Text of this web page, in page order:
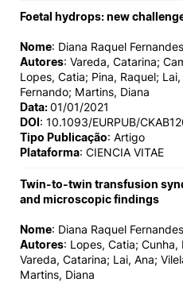
Foetal hydrops: new
Nome: Diana Raquel
Autores: Vareda, Catarina;
Lopes, Catia; Pina, Raquel;
Fernando; Martins, Diana
Data:01/01/2021
DOI: 10.1093/EURPUB/
Tipo Publicação: Artigo
Plataforma: CIENCIA VITAE
Twin-to-twin transfusion
and microscopic findings
Nome: Diana Raquel
Autores: Lopes, Catia;
Vareda, Catarina; Lai, Ana;
Martins, Diana